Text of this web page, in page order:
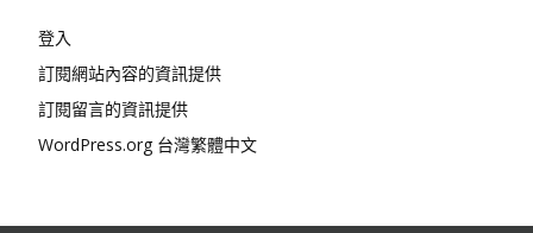
登入
訂閱網站內容的資訊提供
訂閱留言的資訊提供
WordPress.org 台灣繁體中文